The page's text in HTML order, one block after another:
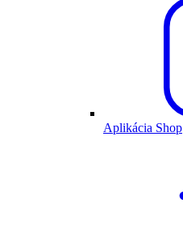
Aplikácia Shop